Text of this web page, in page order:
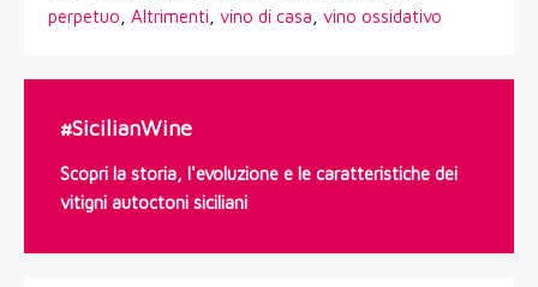
perpetuo, Altrimenti, vino di casa, vino ossidativo
#SicilianWine
Scopri la storia, l'evoluzione e le caratteristiche dei
vitigni autoctoni siciliani